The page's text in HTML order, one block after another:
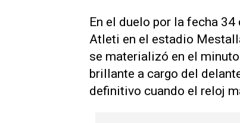
En el duelo por la fecha
Atleti en el estadio
se materializó en el
brillante a cargo del
definitivo cuando el reloj